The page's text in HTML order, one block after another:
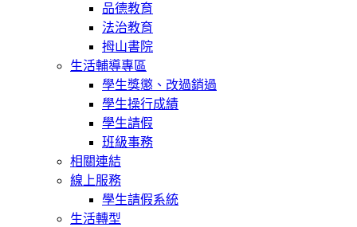
品德教育
法治教育
拇山書院
生活輔導專區
學生獎懲、改過銷過
學生操行成績
學生請假
班級事務
相關連結
線上服務
學生請假系統
生活轉型